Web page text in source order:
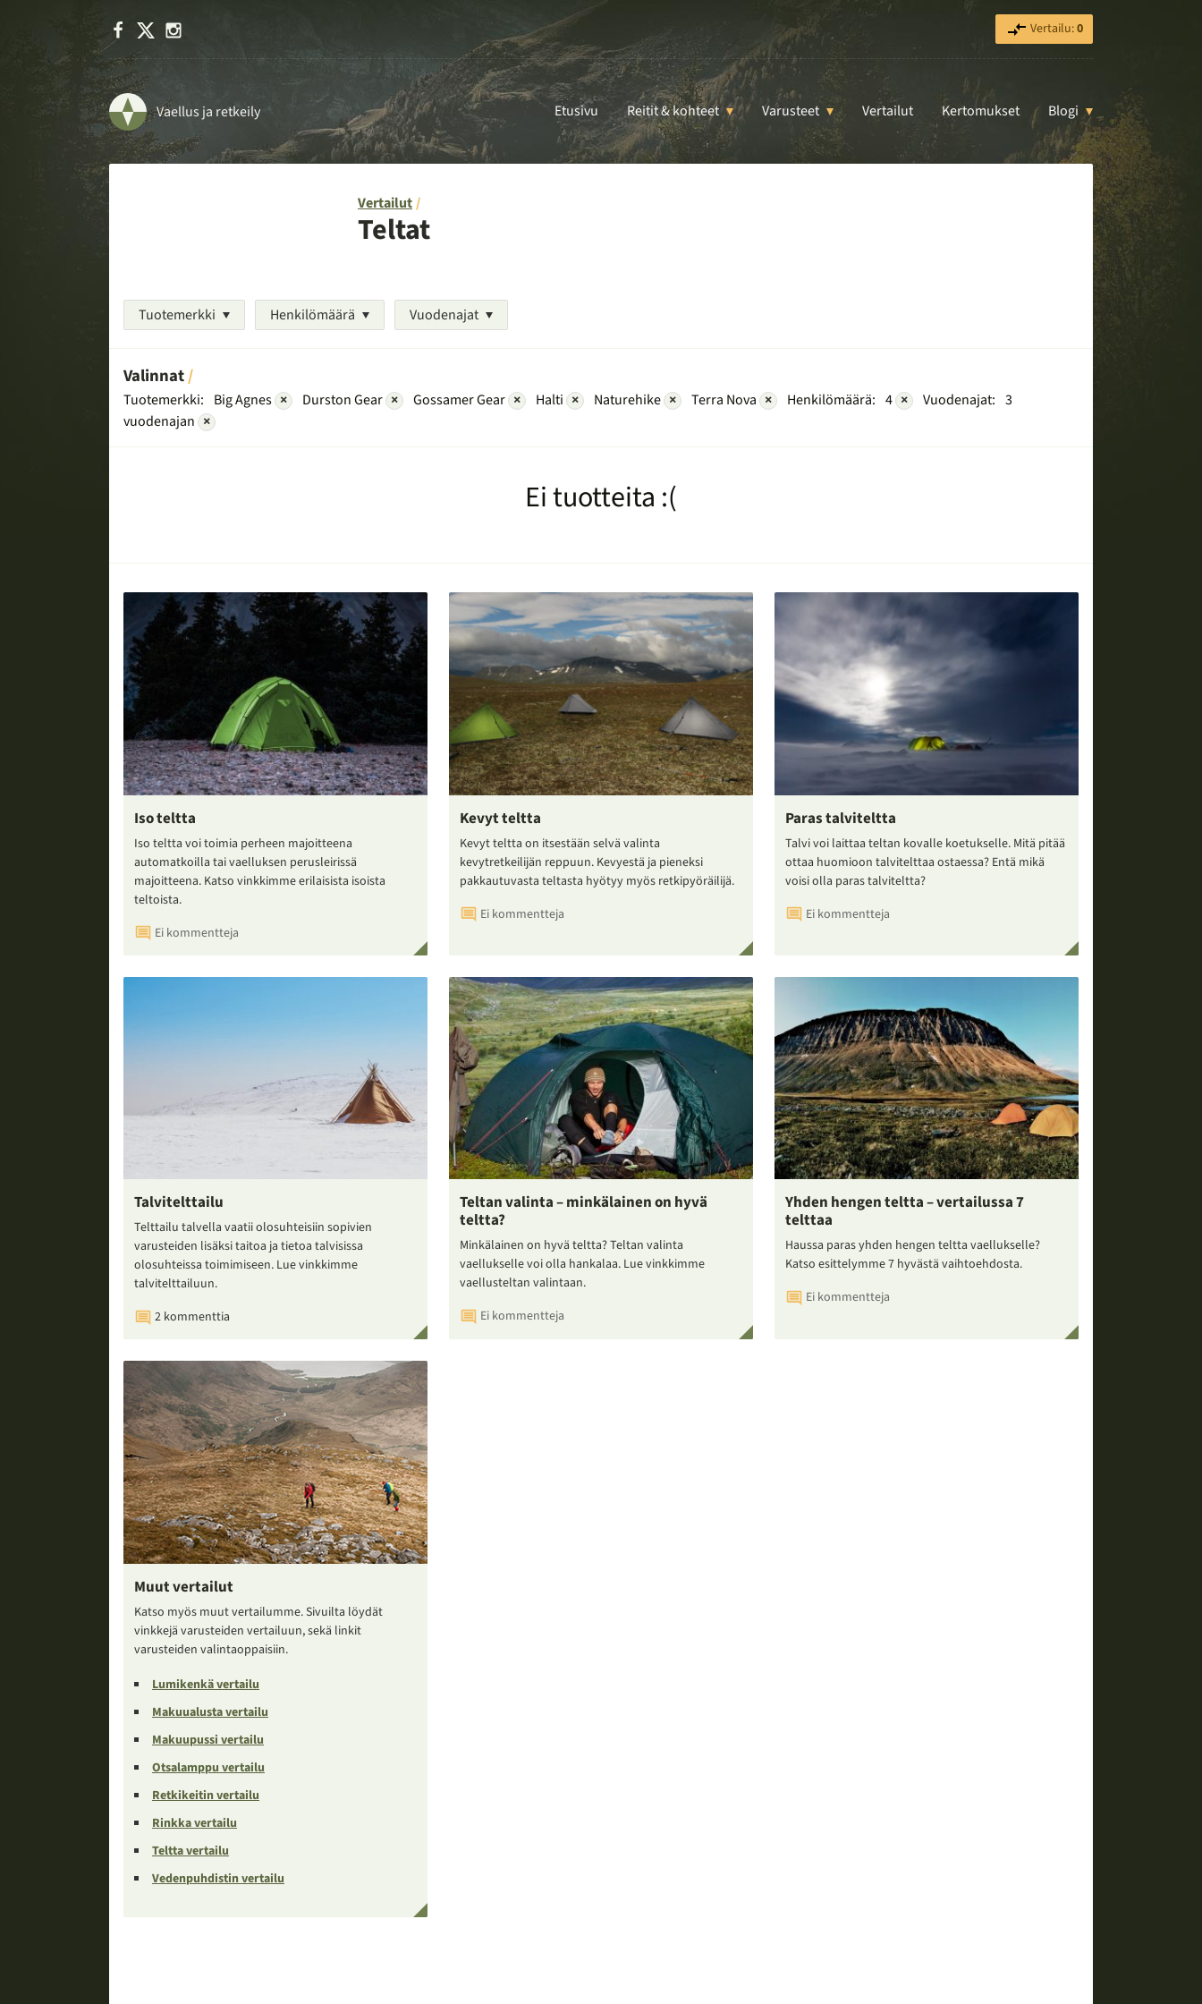
Facebook Vertailu:0
Vaellus ja retkeily Etusivu Reitit & kohteet Varusteet Vertailut Kertomukset Blogi
Vertailut
Teltat
Tuotemerkki Henkilömäärä Vuodenajat
Valinnat
Tuotemerkki: Big Agnes × Durston Gear × Gossamer Gear × Halti × Naturehike × Terra Nova × Henkilömäärä: 4 × Vuodenajat: 3
vuodenajan ×
Ei tuotteita :(
Iso teltta
Iso teltta voi toimia perheen majoitteena
automatkoilla tai vaelluksen perusleirissä
majoitteena. Katso vinkkimme erilaisista isoista
teltoista.
Ei kommentteja
Kevyt teltta
Kevyt teltta on itsestään selvä valinta
kevytretkeilijän reppuun. Kevyestä ja pieneksi
pakkautuvasta teltasta hyötyy myös retkipyöräilijä.
Ei kommentteja
Paras talviteltta
Talvi voi laittaa teltan kovalle koetukselle. Mitä pitää
ottaa huomioon talvitelttaa ostaessa? Entä mikä
voisi olla paras talviteltta?
Ei kommentteja
Talvitelttailu
Telttailu talvella vaatii olosuhteisiin sopivien
varusteiden lisäksi taitoa ja tietoa talvisissa
olosuhteissa toimimiseen. Lue vinkkimme
talvitelttailuun.
2 kommenttia
Teltan valinta – minkälainen on hyvä
teltta?
Minkälainen on hyvä teltta? Teltan valinta
vaellukselle voi olla hankalaa. Lue vinkkimme
vaellusteltan valintaan.
Ei kommentteja
Yhden hengen teltta – vertailussa 7
telttaa
Haussa paras yhden hengen teltta vaellukselle?
Katso esittelymme 7 hyvästä vaihtoehdosta.
Ei kommentteja
Muut vertailut
Katso myös muut vertailumme. Sivuilta löydät
vinkkejä varusteiden vertailuun, sekä linkit
varusteiden valintaoppaisiin.
Lumikenkä vertailu
Makuualusta vertailu
Makuupussi vertailu
Otsalamppu vertailu
Retkikeitin vertailu
Rinkka vertailu
Teltta vertailu
Vedenpuhdistin vertailu